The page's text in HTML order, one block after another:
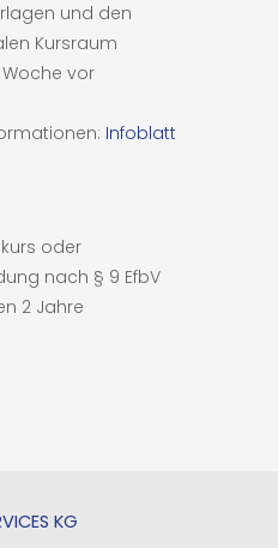
und den
Kursraum
Woche vor
Infoblatt
oder
nach § 9 EfbV
2 Jahre
KG